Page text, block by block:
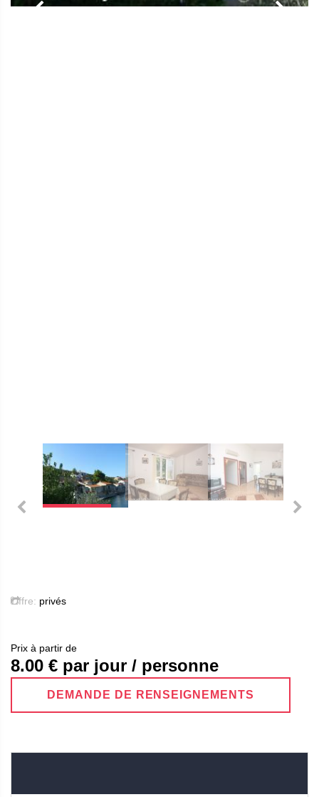
Offre: privés
Prix ​​à partir de
8.00 € par jour / personne
DEMANDE DE RENSEIGNEMENTS